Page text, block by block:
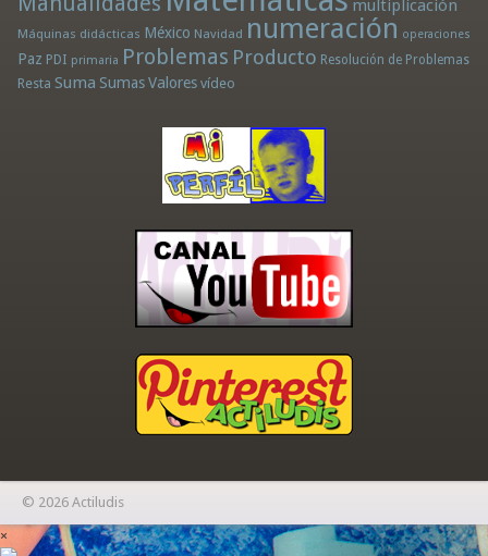
multiplicación
Máquinas didácticas México Navidad numeración operaciones
Paz PDI primaria Problemas Producto Resolución de Problemas
Resta Suma Sumas Valores vídeo
© 2026 Actiludis
×